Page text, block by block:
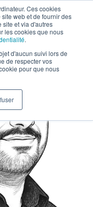
Ces cookies
web et de fournir des
site et via d'autres
les cookies que nous
.
d'aucun suivi lors de
de respecter vos
pour que nous